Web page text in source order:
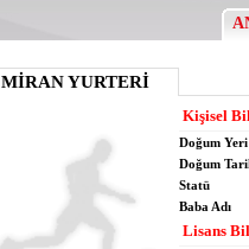
MİRAN YURTERİ
Kişisel
Doğum Yeri
Doğum
Statü
Baba Adı
Lisans